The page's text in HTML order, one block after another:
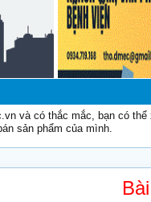
và có thắc mắc, bạn có
sản phẩm của mình.